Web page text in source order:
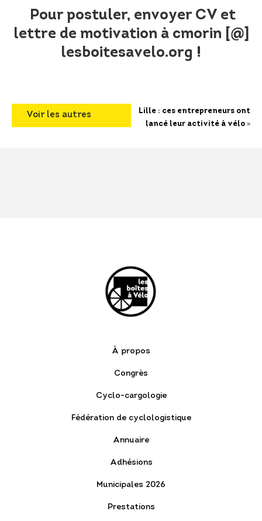
Pour postuler, envoyer CV et
lettre de motivation à cmorin [@]
lesboitesavelo.org !
Voir les autres
Lille : ces entrepreneurs ont
lancé leur activité à vélo »
À propos
Congrès
Cyclo-cargologie
Fédération de cyclologistique
Annuaire
Adhésions
Municipales 2026
Prestations